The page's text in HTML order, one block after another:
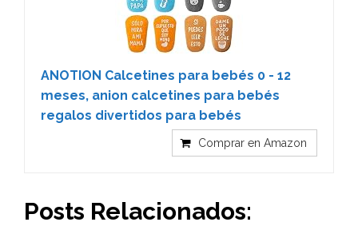
ANOTION Calcetines para bebés 0 - 12
meses, anion calcetines para bebés
regalos divertidos para bebés
Comprar en Amazon
Posts Relacionados: